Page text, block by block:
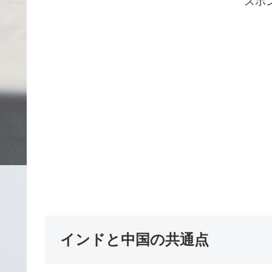
インドと中国の共通点